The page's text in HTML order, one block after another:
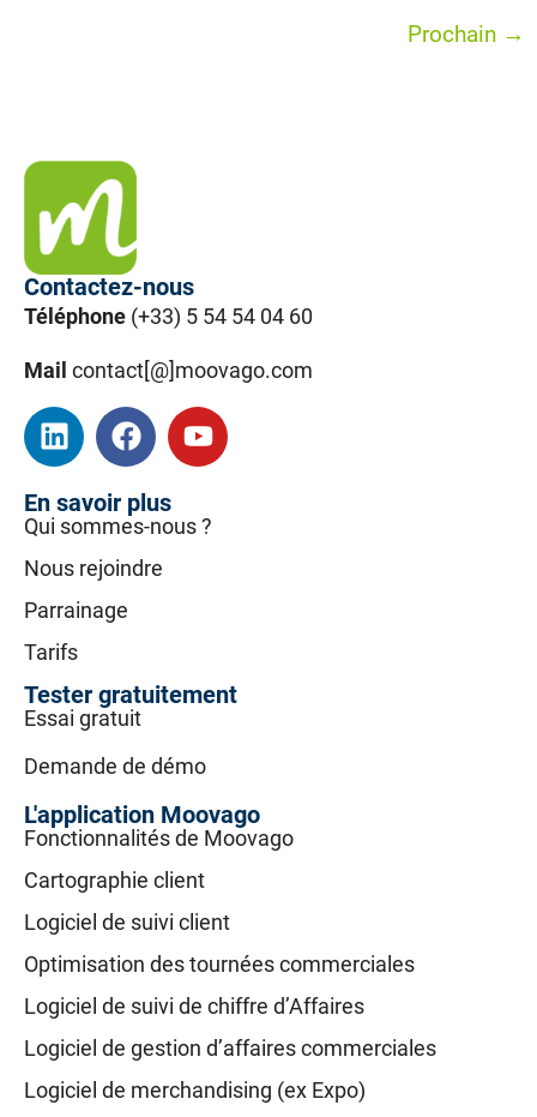
Prochain →
Contactez-nous
Téléphone (+33) 5 54 54 04 60
Mail contact[@]moovago.com
En savoir plus
Qui sommes-nous ?
Nous rejoindre
Parrainage
Tarifs
Tester gratuitement
Essai gratuit
Demande de démo
L'application Moovago
Fonctionnalités de Moovago
Cartographie client
Logiciel de suivi client
Optimisation des tournées commerciales
Logiciel de suivi de chiffre d’Affaires
Logiciel de gestion d’affaires commerciales
Logiciel de merchandising (ex Expo)